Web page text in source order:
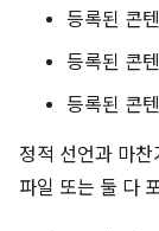
등록된 콘
등록된 콘
등록된 콘
정적 선언과 마
파일 또는 둘 다